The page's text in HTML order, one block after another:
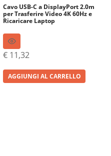
Cavo USB-C a DisplayPort 2.0m
per Trasferire Video 4K 60Hz e
Ricaricare Laptop
€ 11,32
AGGIUNGI AL CARRELLO